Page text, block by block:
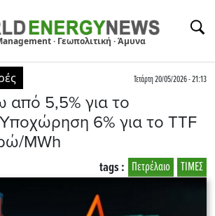
· Γεωπολιτική · Άμυνα
Τετάρτη 20/05/2026 - 21:13
5,5% για το
6% για το TTF
MWh
ΤΙΜΕΣ
Πετρέλαιο
tags :